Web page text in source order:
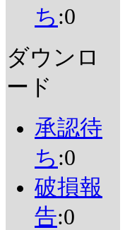
ち :0
ダウンロ
ード
承認待
ち :0
破損報
告:0